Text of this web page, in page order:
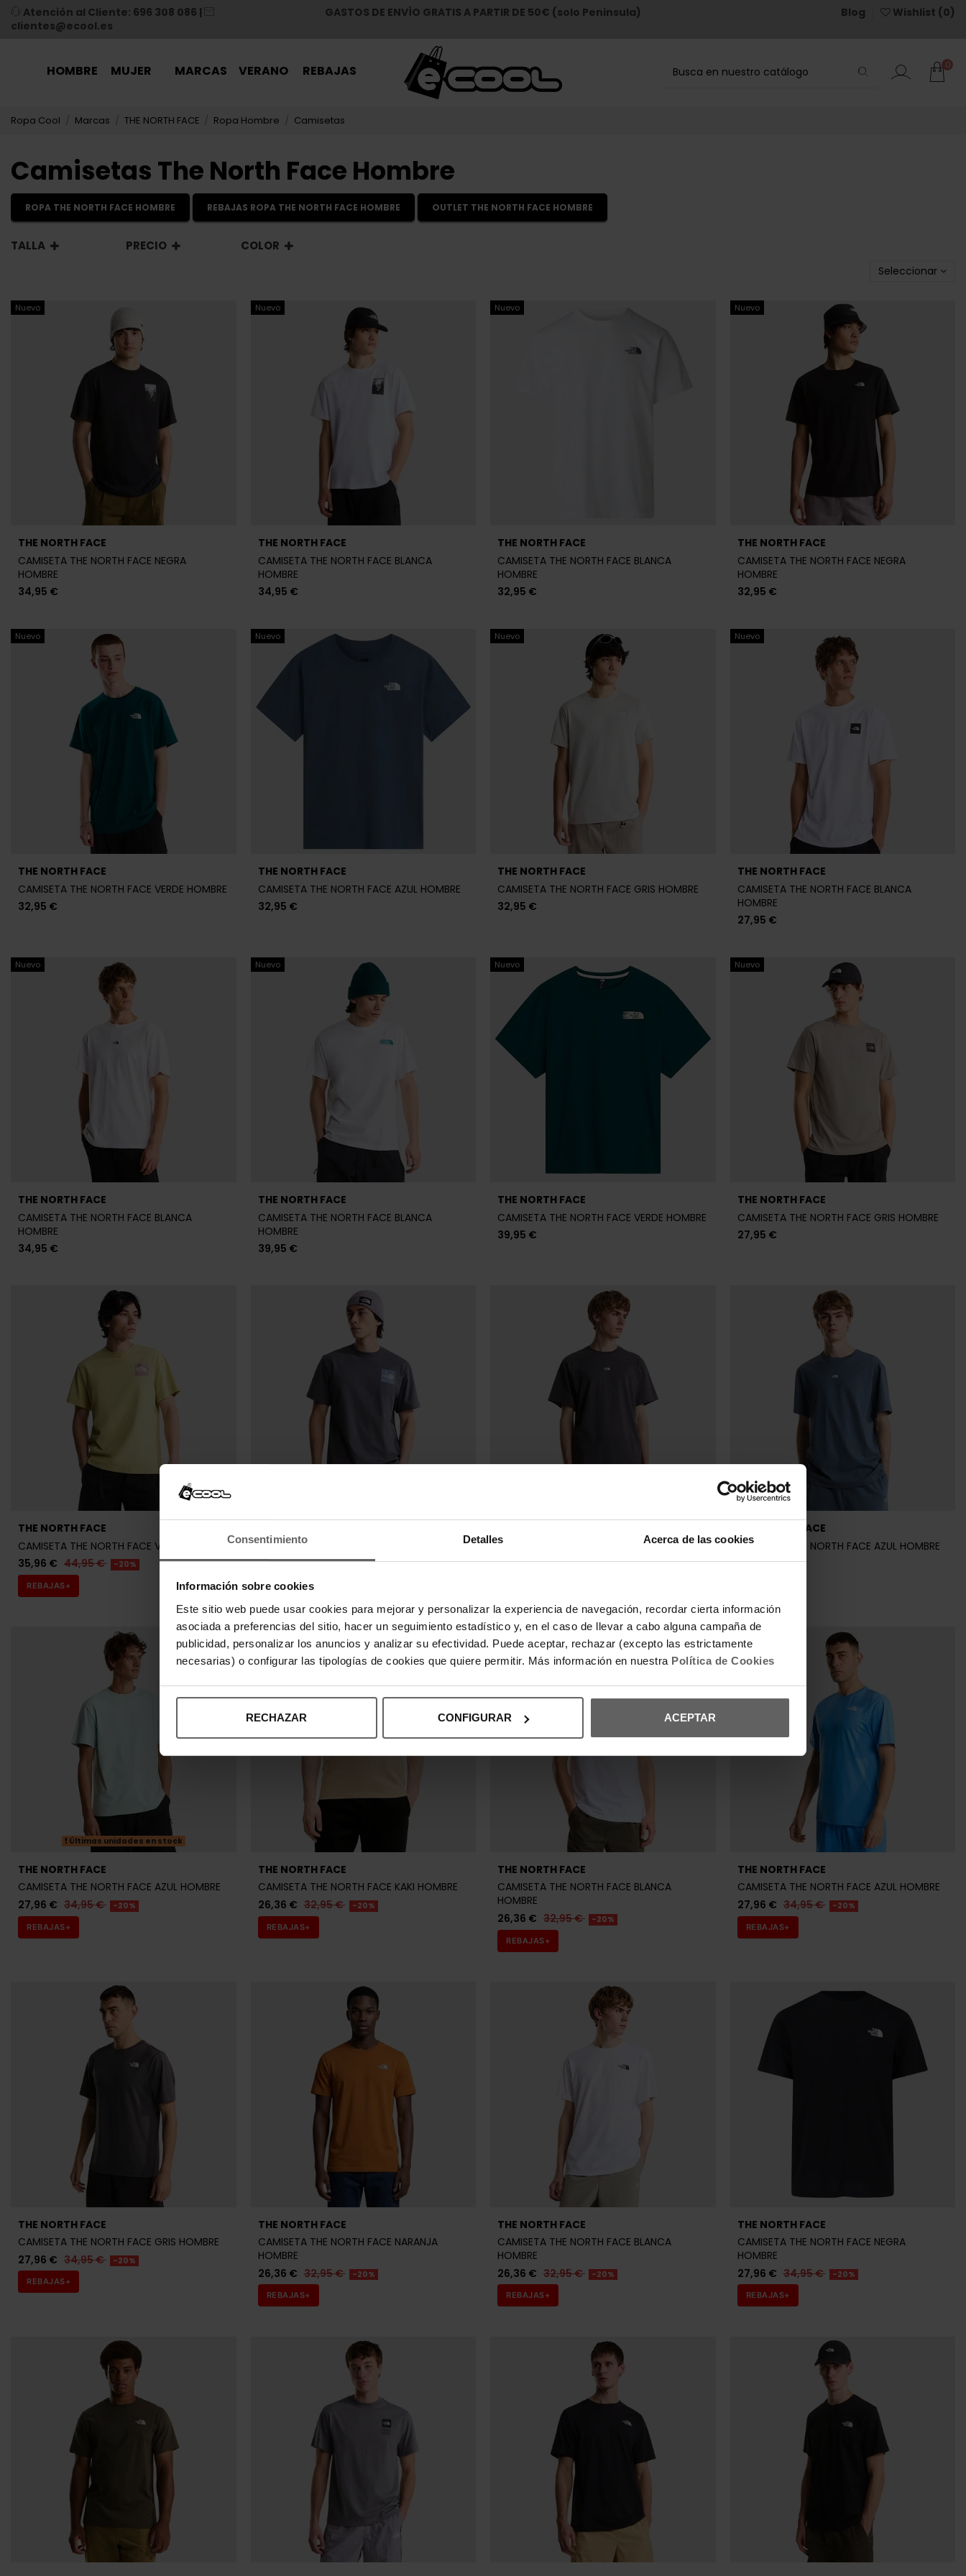
Consentimiento Detalles Acerca de las cookies
Información sobre cookies
Este sitio web puede usar cookies para mejorar y personalizar la experiencia de navegación, recordar cierta información
asociada a preferencias del sitio, hacer un seguimiento estadístico y, en el caso de llevar a cabo alguna campaña de
publicidad, personalizar los anuncios y analizar su efectividad. Puede aceptar, rechazar (excepto las estrictamente
necesarias) o configurar las tipologías de cookies que quiere permitir. Más información en nuestra Política de Cookies
RECHAZAR CONFIGURAR ACEPTAR
Atención al Cliente: 696 308 086 |
clientes@ecool.es
GASTOS DE ENVÍO GRATIS A PARTIR DE 50€ (solo Peninsula) Blog Wishlist (0)
HOMBRE MUJER MARCAS VERANO REBAJAS 0
Ropa Cool Marcas THE NORTH FACE Ropa Hombre Camisetas
Camisetas The North Face Hombre
ROPA THE NORTH FACE HOMBRE REBAJAS ROPA THE NORTH FACE HOMBRE OUTLET THE NORTH FACE HOMBRE
TALLA PRECIO COLOR
Seleccionar
Nuevo
THE NORTH FACE
CAMISETA THE NORTH FACE NEGRA
HOMBRE
34,95 €
Nuevo
THE NORTH FACE
CAMISETA THE NORTH FACE BLANCA
HOMBRE
34,95 €
Nuevo
THE NORTH FACE
CAMISETA THE NORTH FACE BLANCA
HOMBRE
32,95 €
Nuevo
THE NORTH FACE
CAMISETA THE NORTH FACE NEGRA
HOMBRE
32,95 €
Nuevo
THE NORTH FACE
CAMISETA THE NORTH FACE VERDE HOMBRE
32,95 €
Nuevo
THE NORTH FACE
CAMISETA THE NORTH FACE AZUL HOMBRE
32,95 €
Nuevo
THE NORTH FACE
CAMISETA THE NORTH FACE GRIS HOMBRE
32,95 €
Nuevo
THE NORTH FACE
CAMISETA THE NORTH FACE BLANCA
HOMBRE
27,95 €
Nuevo
THE NORTH FACE
CAMISETA THE NORTH FACE BLANCA
HOMBRE
34,95 €
Nuevo
THE NORTH FACE
CAMISETA THE NORTH FACE BLANCA
HOMBRE
39,95 €
Nuevo
THE NORTH FACE
CAMISETA THE NORTH FACE VERDE HOMBRE
39,95 €
Nuevo
THE NORTH FACE
CAMISETA THE NORTH FACE GRIS HOMBRE
27,95 €
THE NORTH FACE
CAMISETA THE NORTH FACE VERDE HOMBRE
35,96 € 44,95 € -20%
REBAJAS+
CAMISETA THE NORTH FACE GRIS HOMBRE
35,96 € 44,95 € -20%
REBAJAS+
CAMISETA THE NORTH FACE GRIS HOMBRE
34,95 €
THE NORTH FACE
CAMISETA THE NORTH FACE AZUL HOMBRE
34,95 €
Últimas unidades en stock
THE NORTH FACE
CAMISETA THE NORTH FACE AZUL HOMBRE
27,96 € 34,95 € -20%
REBAJAS+
THE NORTH FACE
CAMISETA THE NORTH FACE KAKI HOMBRE
26,36 € 32,95 € -20%
REBAJAS+
THE NORTH FACE
CAMISETA THE NORTH FACE BLANCA
HOMBRE
26,36 € 32,95 € -20%
REBAJAS+
THE NORTH FACE
CAMISETA THE NORTH FACE AZUL HOMBRE
27,96 € 34,95 € -20%
REBAJAS+
THE NORTH FACE
CAMISETA THE NORTH FACE GRIS HOMBRE
27,96 € 34,95 € -20%
REBAJAS+
THE NORTH FACE
CAMISETA THE NORTH FACE NARANJA
HOMBRE
26,36 € 32,95 € -20%
REBAJAS+
THE NORTH FACE
CAMISETA THE NORTH FACE BLANCA
HOMBRE
26,36 € 32,95 € -20%
REBAJAS+
THE NORTH FACE
CAMISETA THE NORTH FACE NEGRA
HOMBRE
27,96 € 34,95 € -20%
REBAJAS+